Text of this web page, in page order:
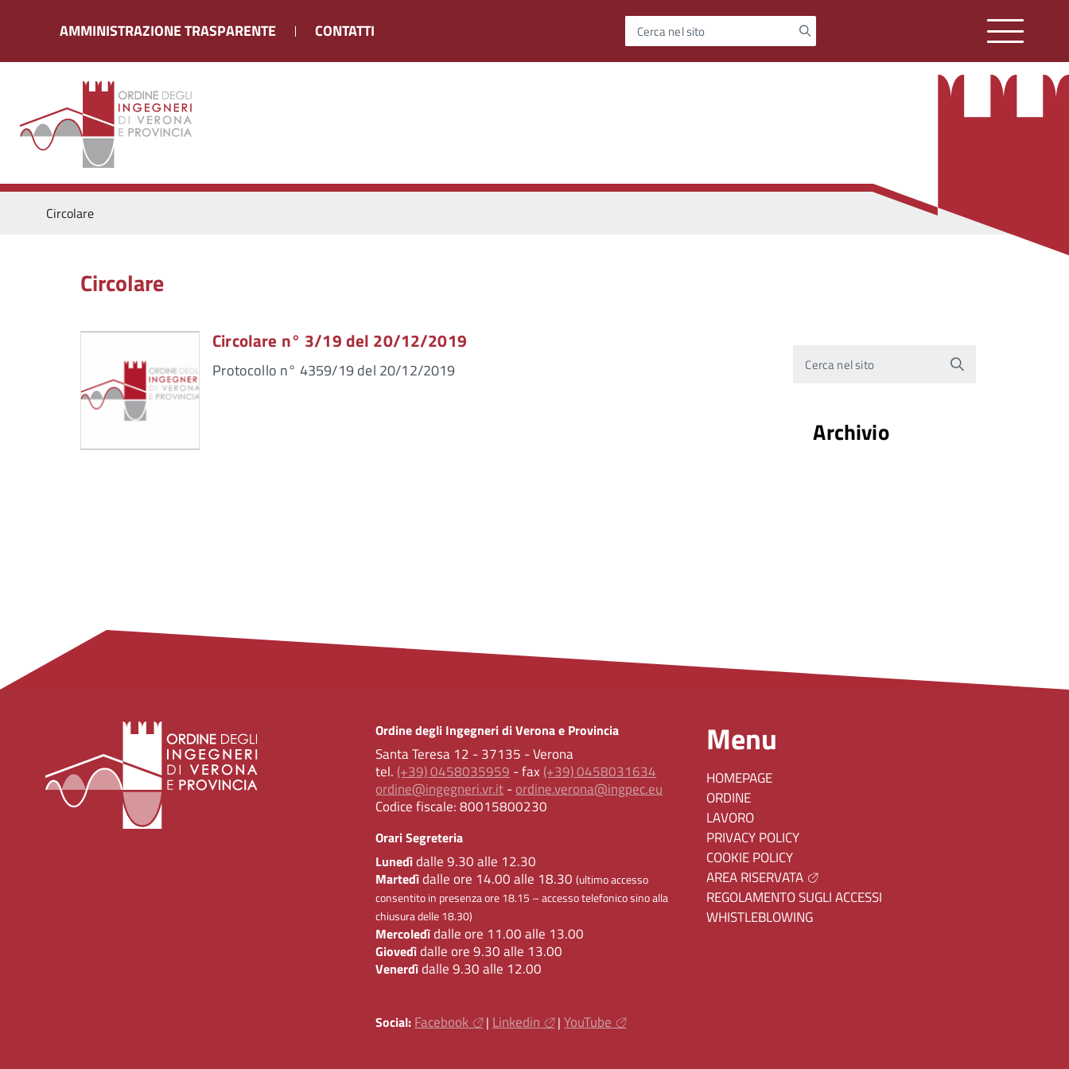
AMMINISTRAZIONE TRASPARENTE CONTATTI Cerca nel sito
Circolare
Circolare
Circolare n° 3/19 del 20/12/2019
Protocollo n° 4359/19 del 20/12/2019 Cerca nel sito
Archivio
Ordine degli Ingegneri di Verona e Provincia
Santa Teresa 12 - 37135 - Verona
tel. (+39) 0458035959 - fax (+39) 0458031634
ordine@ingegneri.vr.it-ordine.verona@ingpec.eu
Codice fiscale:80015800230
Orari Segreteria
Lunedìdalle 9.30 alle 12.30
Martedìdalle ore 14.00 alle 18.30(ultimo accesso
consentito in presenza ore 18.15 – accesso telefonico sino alla
chiusura delle 18.30)
Mercoledìdalle ore 11.00 alle 13.00
Giovedìdalle ore 9.30 alle 13.00
Venerdìdalle 9.30 alle 12.00
Social: Facebook | Linkedin |YouTube
Menu
HOMEPAGE
ORDINE
LAVORO
PRIVACY POLICY
COOKIE POLICY
AREA RISERVATA
REGOLAMENTO SUGLI ACCESSI
WHISTLEBLOWING